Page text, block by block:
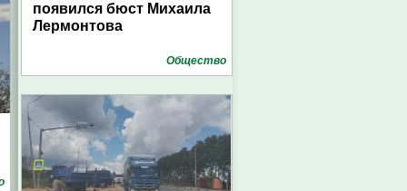
появился бюст Михаила
Лермонтова
Общество